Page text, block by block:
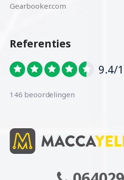
Gearbooker.com
Referenties
9.4/
146 beoordelingen